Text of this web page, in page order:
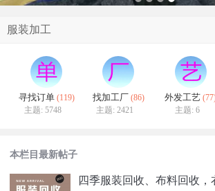
服装加工
寻找订单(119)
主题: 5748
找加工厂 (86)
主题: 2421
外发工艺
主题: 6
本栏目最新帖子
四季服装回收、布料回收，